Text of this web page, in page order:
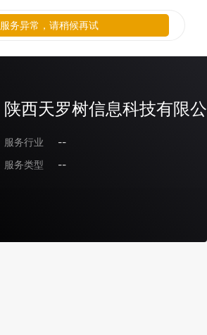
陕西天罗树信息科技有限
服务行业
--
服务类型
--
服务异常，请稍候再试